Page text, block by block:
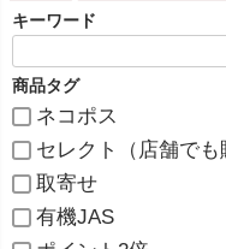
キーワード
商品タグ
ネコポス
セレクト（店舗でも
取寄せ
有機JAS